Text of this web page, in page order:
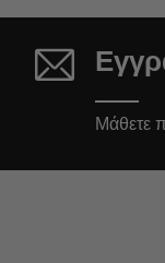
Μάθετε